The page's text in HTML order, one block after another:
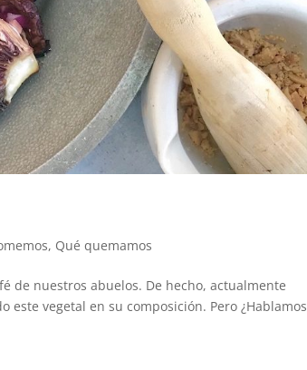
, Qué quemamos
de nuestros abuelos. De hecho, actualmente
vegetal en su composición. Pero ¿Hablamos